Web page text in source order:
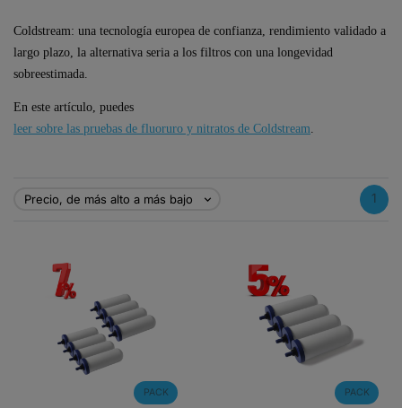
Coldstream: una tecnología europea de confianza, rendimiento validado a
largo plazo, la alternativa seria a los filtros con una longevidad
sobreestimada.
En este artículo, puedes
leer sobre las pruebas de fluoruro y nitratos de Coldstream.
Precio, de más alto a más bajo  1
PACK PACK